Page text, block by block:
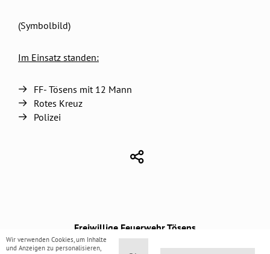
Wir verwenden Cookies, um Inhalte
und Anzeigen zu personalisieren,
(Symbolbild)
Im Einsatz standen:
FF- Tösens mit 12 Mann
Rotes Kreuz
Polizei
Freiwillige Feuerwehr Tösens
Steinach 44 · 6541 Tösens